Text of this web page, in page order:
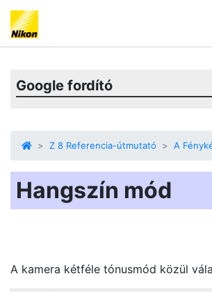
Google fordító
Z 8 Referencia-útmutató A
Hangszín mód
A kamera kétféle tónusmód közül